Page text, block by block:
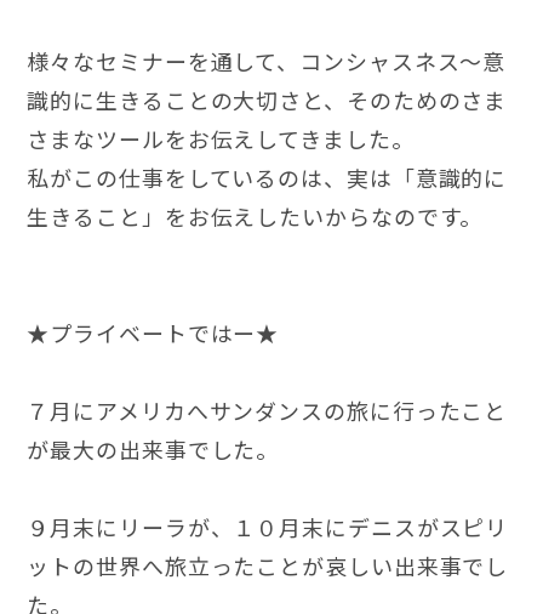
様々なセミナーを通して、コンシャスネス〜意
識的に生きることの大切さと、そのためのさま
さまなツールをお伝えしてきました。
私がこの仕事をしているのは、実は「意識的に
生きること」をお伝えしたいからなのです。
★プライベートではー★
７月にアメリカへサンダンスの旅に行ったこと
が最大の出来事でした。
９月末にリーラが、１０月末にデニスがスピリ
ットの世界へ旅立ったことが哀しい出来事でし
た。